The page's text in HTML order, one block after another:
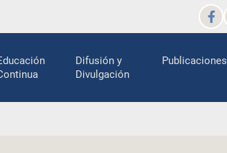
Difusión y
Divulgación
Publicaciones